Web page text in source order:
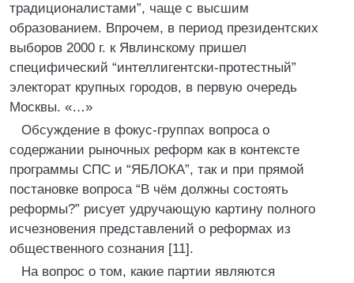
традиционалистами”, чаще с высшим
образованием. Впрочем, в период президентских
выборов 2000 г. к Явлинскому пришел
специфический “интеллигентски-протестный”
электорат крупных городов, в первую очередь
Москвы. «…»
Обсуждение в фокус-группах вопроса о
содержании рыночных реформ как в контексте
программы СПС и “ЯБЛОКА”, так и при прямой
постановке вопроса “В чём должны состоять
реформы?” рисует удручающую картину полного
исчезновения представлений о реформах из
общественного сознания [11].
На вопрос о том, какие партии являются